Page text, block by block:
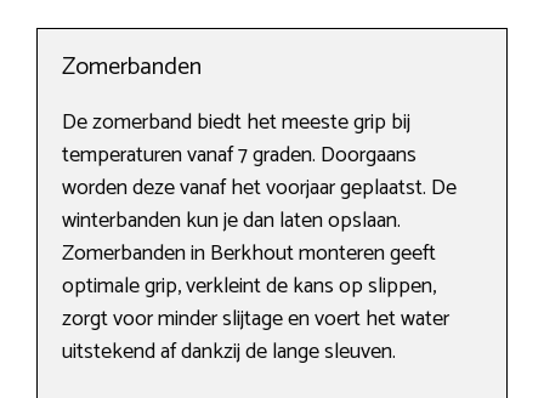
Zomerbanden
De zomerband biedt het meeste grip bij
temperaturen vanaf 7 graden. Doorgaans
worden deze vanaf het voorjaar geplaatst. De
winterbanden kun je dan laten opslaan.
Zomerbanden in Berkhout monteren geeft
optimale grip, verkleint de kans op slippen,
zorgt voor minder slijtage en voert het water
uitstekend af dankzij de lange sleuven.